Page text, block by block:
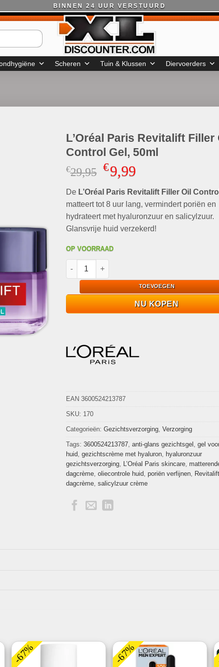
BINNEN 24 UUR VERSTUURD
Scheren Tuin & Klussen Diervoerders
L’Oréal Paris Revitalift Filler
Control Gel, 50ml
€29,95 Oorspronkelijke
prijs
was:
€29,95.
€9,99Huidige
is:
€9,99.
De L’Oréal Paris Revitalift Filler Oil
matteert tot 8 uur lang, vermindert poriën en
hydrateert met hyaluronzuur en salicylzuur.
Glansvrije huid verzekerd!
OP VOORRAAD
L'Oréal Paris Revitalift Filler Oil Control Gel,
TOEVOEGEN
NU KOPEN
EAN 3600524213787
SKU: 170
Categorieën: Gezichtsverzorging, Verzorging
Tags: 3600524213787, anti-glans gezichtsgel , gel
huid, gezichtscrème met hyaluron, hyaluronzuur
gezichtsverzorging, L’Oréal Paris skincare,
dagcrème, oliecontrole huid, poriën verfijnen, Revitalift
dagcrème, salicylzuur crème
-67% -67%